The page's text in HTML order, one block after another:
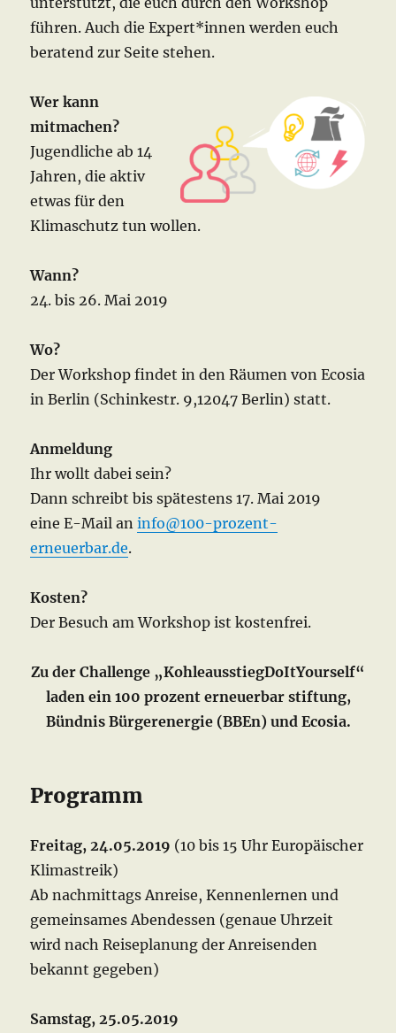
führen. Auch die Expert*innen werden euch
beratend zur Seite stehen.
Wer kann
mitmachen?
Jugendliche ab 14
Jahren, die aktiv
etwas für den
Klimaschutz tun wollen.
Wann?
24. bis 26. Mai 2019
Wo?
Der Workshop findet in den Räumen von Ecosia
in Berlin (Schinkestr. 9,12047 Berlin) statt.
Anmeldung
Ihr wollt dabei sein?
Dann schreibt bis spätestens 17. Mai 2019
eine E-Mail aninfo@100-prozent-
erneuerbar.de.
Kosten?
Der Besuch am Workshop ist kostenfrei.
Zu der Challenge „KohleausstiegDoItYourself“
laden ein 100 prozent erneuerbar stiftung,
Bündnis Bürgerenergie (BBEn) und Ecosia.
Programm
Freitag, 24.05.2019 (10 bis 15 Uhr Europäischer
Klimastreik)
Ab nachmittags Anreise, Kennenlernen und
gemeinsames Abendessen (genaue Uhrzeit
wird nach Reiseplanung der Anreisenden
bekannt gegeben)
Samstag, 25.05.2019